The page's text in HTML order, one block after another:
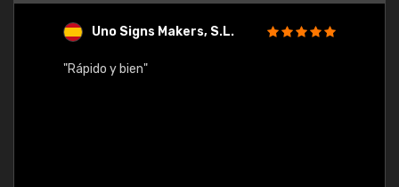
Uno Signs Makers, S.L.
"Rápido y bien"